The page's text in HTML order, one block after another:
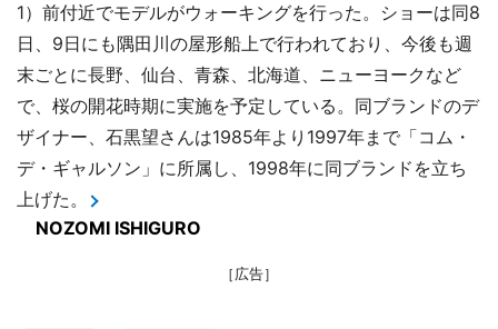
1）前付近でモデルがウォーキングを行った。ショーは同8
日、9日にも隅田川の屋形船上で行われており、今後も週
末ごとに長野、仙台、青森、北海道、ニューヨークなど
で、桜の開花時期に実施を予定している。同ブランドのデ
ザイナー、石黒望さんは1985年より1997年まで「コム・
デ・ギャルソン」に所属し、1998年に同ブランドを立ち
上げた。
NOZOMI ISHIGURO
［広告］